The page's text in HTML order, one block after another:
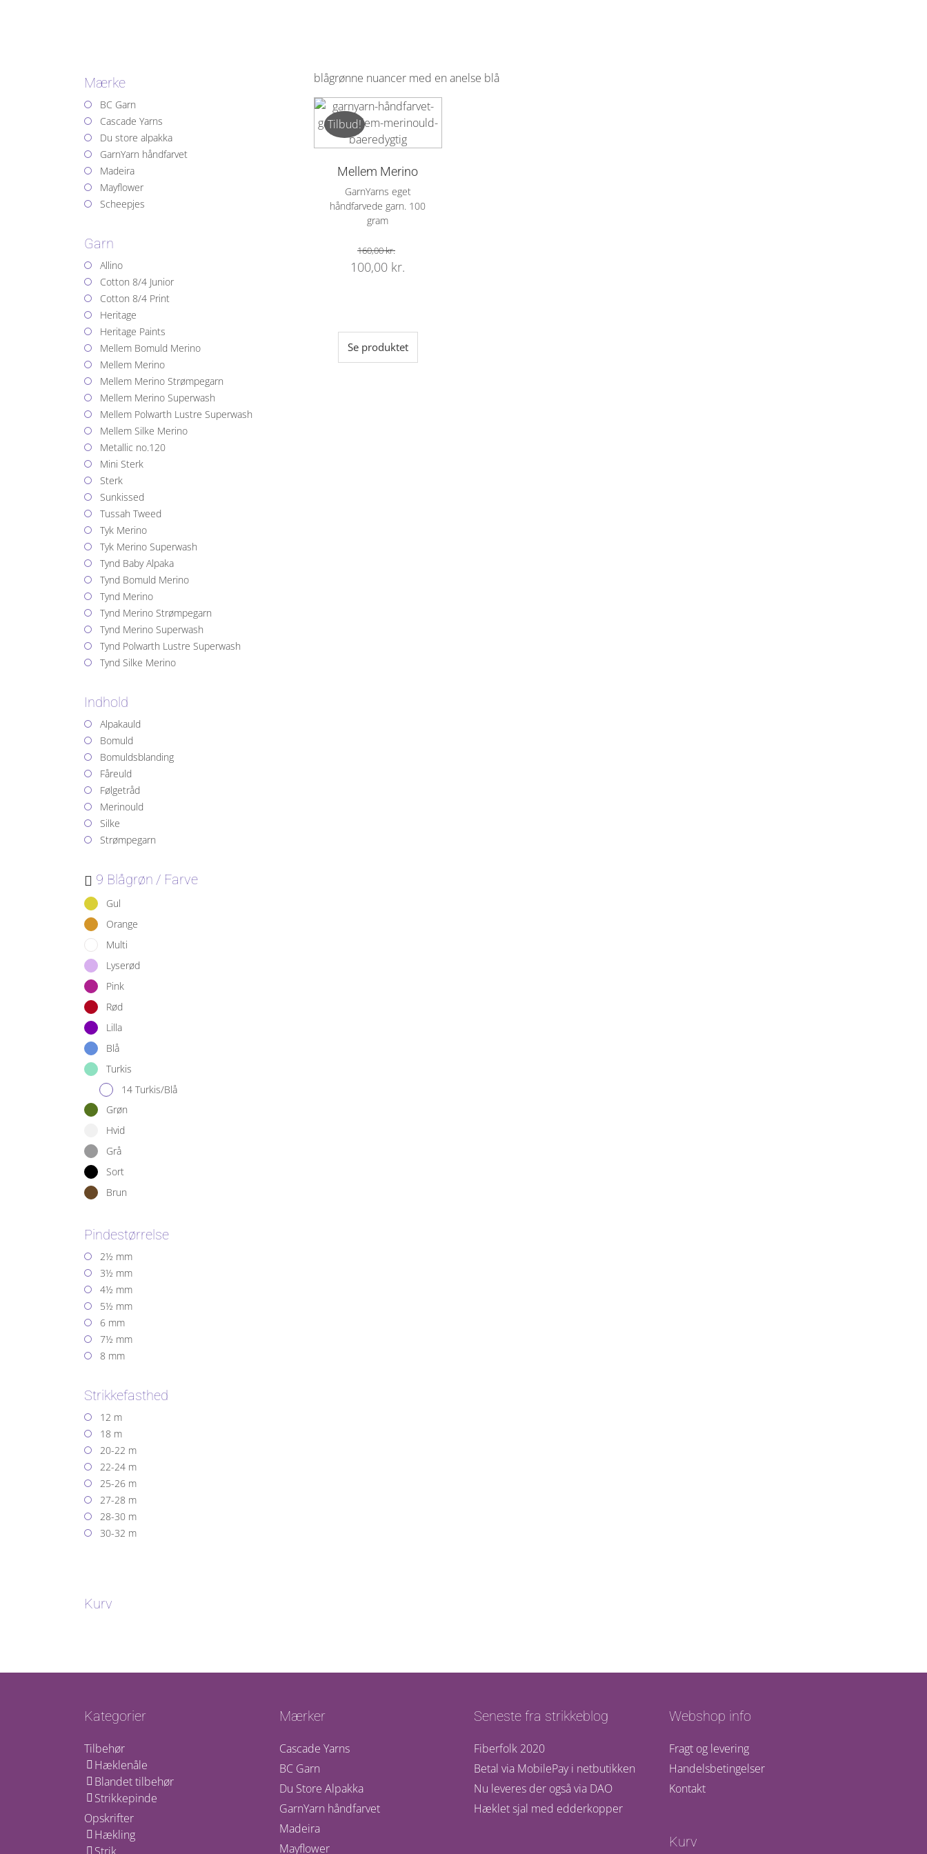
blågrønne nuancer med en anelse blå
Tilbud!
Mellem Merino
GarnYarns eget
håndfarvede garn. 100
gram
160,00kr.
Original
100,00 kr.
Se produktet
Mærke
BC Garn
Cascade Yarns
Du store alpakka
GarnYarn håndfarvet
Madeira
Mayflower
Scheepjes
Garn
Allino
Cotton 8/4 Junior
Cotton 8/4 Print
Heritage
Heritage Paints
Mellem Bomuld Merino
Mellem Merino
Mellem Merino Strømpegarn
Mellem Merino Superwash
Mellem Polwarth Lustre Superwash
Mellem Silke Merino
Metallic no.120
Mini Sterk
Sterk
Sunkissed
Tussah Tweed
Tyk Merino
Tyk Merino Superwash
Tynd Baby Alpaka
Tynd Bomuld Merino
Tynd Merino
Tynd Merino Strømpegarn
Tynd Merino Superwash
Tynd Polwarth Lustre Superwash
Tynd Silke Merino
Indhold
Alpakauld
Bomuld
Bomuldsblanding
Fåreuld
Følgetråd
Merinould
Silke
Strømpegarn
9 Blågrøn Farve
Gul
Orange
Multi
Lyserød
Pink
Rød
Lilla
Blå
Turkis
14 Turkis/Blå
Grøn
Hvid
Grå
Sort
Brun
Pindestørrelse
2½ mm
3½ mm
4½ mm
5½ mm
6 mm
7½ mm
8 mm
Strikkefasthed
12 m
18 m
20-22 m
22-24 m
25-26 m
27-28 m
28-30 m
30-32 m
Kurv
Kategorier
Tilbehør
Hæklenåle
Blandet tilbehør
Strikkepinde
Opskrifter
Hækling
Mærker
Cascade Yarns
BC Garn
Du Store Alpakka
GarnYarn håndfarvet
Madeira
Mayflower
Seneste fra strikkeblog
Fiberfolk 2020
Betal via MobilePay i netbutikken
Nu leveres der også via DAO
Hæklet sjal med edderkopper
Webshop info
Fragt og levering
Handelsbetingelser
Kontakt
Kurv